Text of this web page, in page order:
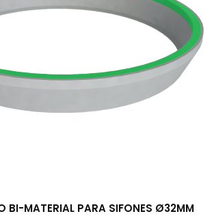
BI-MATERIAL PARA SIFONES Ø32MM